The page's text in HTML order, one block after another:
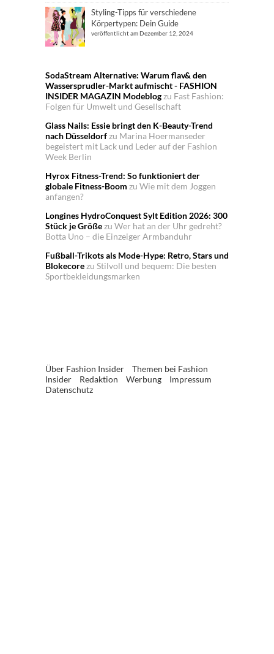
Styling-Tipps für verschiedene
Körpertypen: Dein Guide
veröffentlicht am Dezember 12, 2024
SodaStream Alternative: Warum flav& den
Wassersprudler-Markt aufmischt - FASHION
INSIDER MAGAZIN Modeblogzu Fast Fashion:
Folgen für Umwelt und Gesellschaft
Glass Nails: Essie bringt den K-Beauty-Trend
nach Düsseldorfzu Marina Hoermanseder
begeistert mit Lack und Leder auf der Fashion
Week Berlin
Hyrox Fitness-Trend: So funktioniert der
globale Fitness-Boom zu Wie mit dem Joggen
anfangen?
Longines HydroConquest Sylt Edition 2026: 300
Stück je Größezu Wer hat an der Uhr gedreht?
Botta Uno – die Einzeiger Armbanduhr
Fußball-Trikots als Mode-Hype: Retro, Stars und
Blokecorezu Stilvoll und bequem: Die besten
Sportbekleidungsmarken
Über Fashion Insider
Themen bei Fashion
Insider
Redaktion Werbung
Impressum
Datenschutz